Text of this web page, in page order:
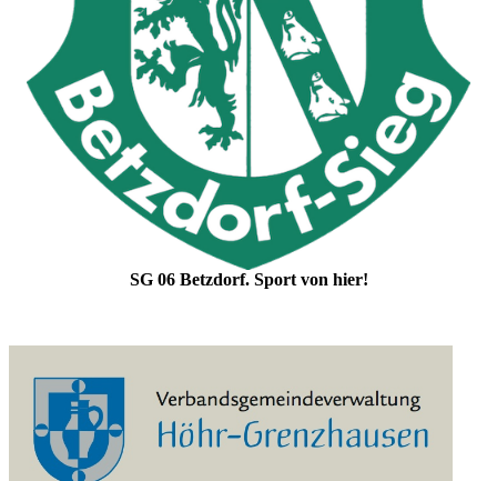
SG 06 Betzdorf. Sport von hier!